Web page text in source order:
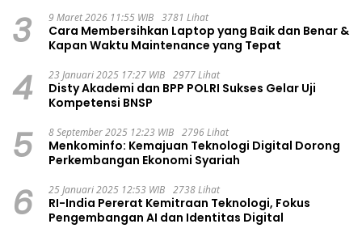
3 9 Maret 2026 11:55 WIB 3781 Lihat
Cara Membersihkan Laptop yang Baik dan Benar &
Kapan Waktu Maintenance yang Tepat
4 23 Januari 2025 17:27 WIB 2977 Lihat
Disty Akademi dan BPP POLRI Sukses Gelar Uji
Kompetensi BNSP
5 8 September 2025 12:23 WIB 2796 Lihat
Menkominfo: Kemajuan Teknologi Digital Dorong
Perkembangan Ekonomi Syariah
6 25 Januari 2025 12:53 WIB 2738 Lihat
RI-India Pererat Kemitraan Teknologi, Fokus
Pengembangan AI dan Identitas Digital